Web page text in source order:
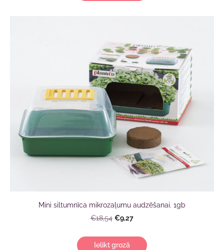
Mini siltumnīca mikrozaļumu audzēšanai. 1gb
€18,54 €9,27
Ielikt grozā